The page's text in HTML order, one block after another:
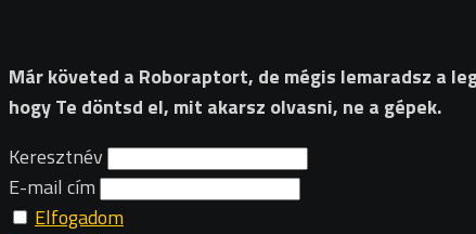
Már követed a Roboraptort, de mégis lemaradsz a
hogy Te döntsd el, mit akarsz olvasni, ne a gépek.
Keresztnév
E-mail cím
Elfogadom